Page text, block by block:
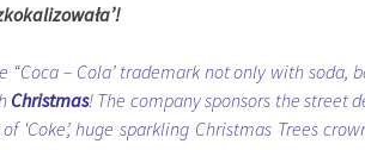
“Coca – Cola’ trademark not only with
Christmas! The company sponsors the street
‘Coke’, huge sparkling Christmas Trees